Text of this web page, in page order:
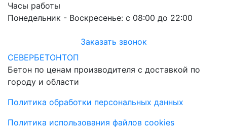
Часы работы
Понедельник - Воскресенье: с 08:00 до 22:00
Заказать звонок
СЕВЕРБЕТОНТОП
Бетон по ценам производителя с доставкой по
городу и области
Политика обработки персональных данных
Политика использования файлов cookies